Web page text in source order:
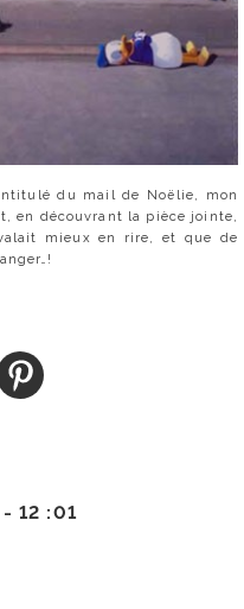
du mail de Noëlie, mon
en découvrant la pièce jointe,
mieux en rire, et que de
-12 :01